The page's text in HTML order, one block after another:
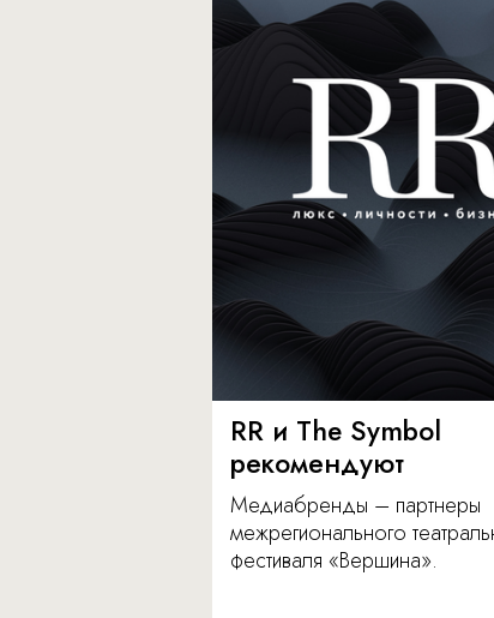
RR и The Symbol
рекомендуют
Медиабренды – партнеры
межрегионального
фестиваля «Вершина».